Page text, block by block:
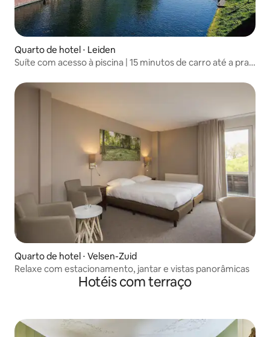
Quarto de hotel ⋅ Leiden
Suíte com acesso à piscina | 15 minutos de carro até a praia
Quarto de hotel ⋅ Velsen-Zuid
Relaxe com estacionamento, jantar e vistas panorâmicas
Hotéis com terraço